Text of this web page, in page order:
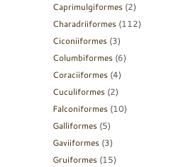
Caprimulgiformes (2)
Charadriiformes (112)
Ciconiiformes (3)
Columbiformes (6)
Coraciiformes (4)
Cuculiformes (2)
Falconiformes (10)
Galliformes (5)
Gaviiformes (3)
Gruiformes (15)